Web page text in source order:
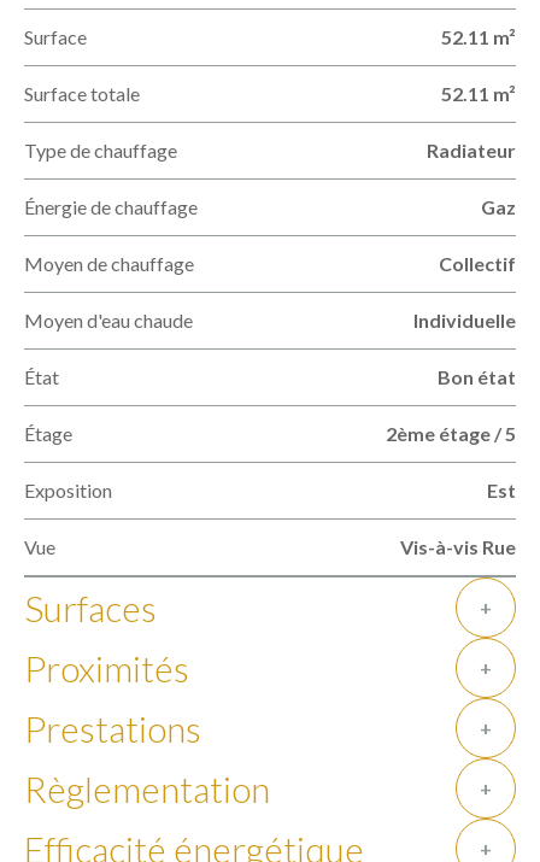
Surface 52.11 m²
Surface totale 52.11 m²
Type de chauffage Radiateur
Énergie de chauffage Gaz
Moyen de chauffage Collectif
Moyen d'eau chaude Individuelle
État Bon état
Étage 2ème étage / 5
Exposition Est
Vue Vis-à-vis Rue
Surfaces +
Proximités +
Prestations +
Règlementation +
Efficacité énergétique +